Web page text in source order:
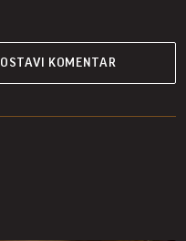
OSTAVI KOMENTAR